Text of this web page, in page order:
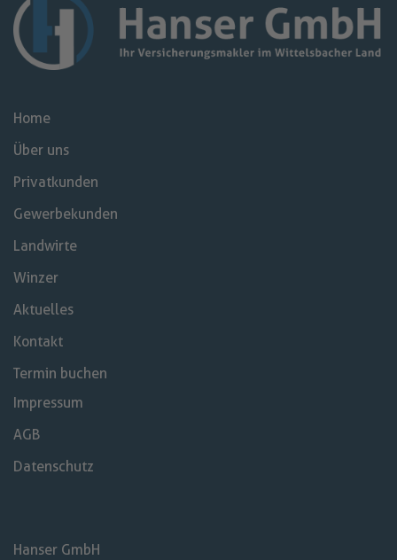
Home
Über uns
Privatkunden
Gewerbekunden
Landwirte
Winzer
Aktuelles
Kontakt
Termin buchen
Impressum
AGB
Datenschutz
Hanser GmbH